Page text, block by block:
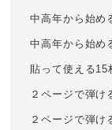
中高年から始め
中高年から始め
貼って使える15
２ページで弾け
２ページで弾け